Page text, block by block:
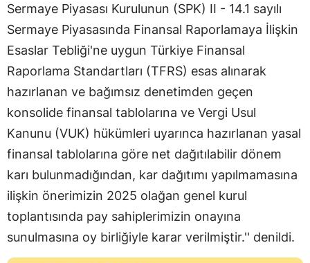
Sermaye Piyasası Kurulunun (SPK) II - 14.1 sayılı
Sermaye Piyasasında Finansal Raporlamaya İlişkin
Esaslar Tebliği'ne uygun Türkiye Finansal
Raporlama Standartları (TFRS) esas alınarak
hazırlanan ve bağımsız denetimden geçen
konsolide finansal tablolarına ve Vergi Usul
Kanunu (VUK) hükümleri uyarınca hazırlanan yasal
finansal tablolarına göre net dağıtılabilir dönem
karı bulunmadığından, kar dağıtımı yapılmamasına
ilişkin önerimizin 2025 olağan genel kurul
toplantısında pay sahiplerimizin onayına
sunulmasına oy birliğiyle karar verilmiştir.'' denildi.